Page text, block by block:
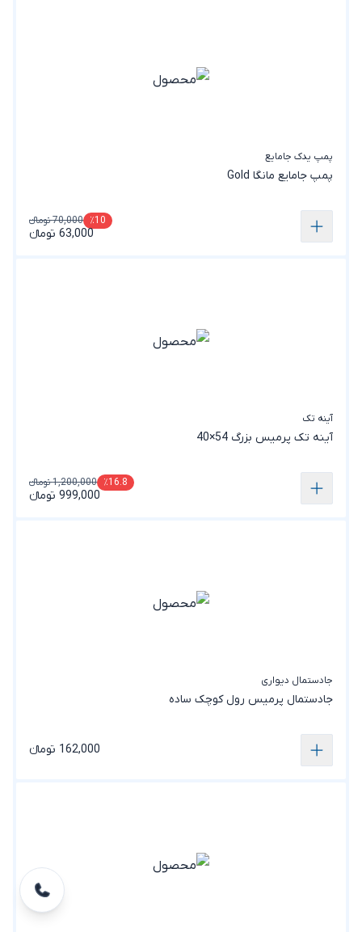
پمپ یدک جامایع
پمپ جامایع مانگا Gold
٪10 70,000 تومانء
63,000 تومانء
آینه تک
آینه تک پرمیس بزرگ 54×40
٪16.8 1,200,000 تومانء
999,000 تومانء
جادستمال دیواری
جادستمال پرمیس رول کوچک ساده
162,000 تومانء